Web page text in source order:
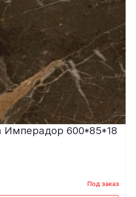
Имперадор 600*85*18
Под заказ